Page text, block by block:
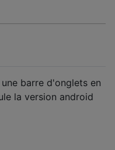
barre d'onglets en
la version android